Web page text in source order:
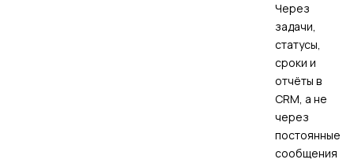
Через
задачи,
статусы,
сроки и
отчёты в
CRM, а не
через
постоянные
сообщения